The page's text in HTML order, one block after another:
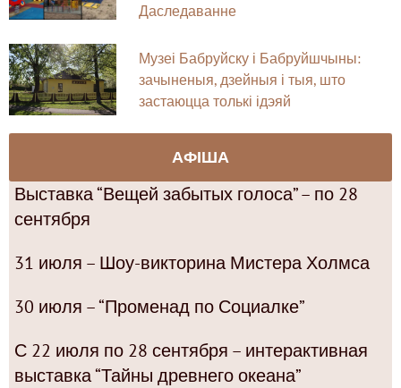
Даследаванне
Музеі Бабруйску і Бабруйшчыны:
зачыненыя, дзейныя і тыя, што
застаюцца толькі ідэяй
АФІША
Выставка “Вещей забытых голоса” – по 28
сентября
31 июля – Шоу-викторина Мистера Холмса
30 июля – “Променад по Социалке”
С 22 июля по 28 сентября – интерактивная
выставка “Тайны древнего океана”